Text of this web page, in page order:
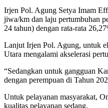
Irjen Pol. Agung Setya Imam
jiwa/km dan laju pertumbuhan
24 tahun) dengan rata-rata
Lanjut Irjen Pol. Agung, untuk
Utara mengalami akselerasi
“Sedangkan untuk gangguan
dengan perempuan di Tahun
Untuk pelayanan masyarakat,
kualitas pelayanan sedang.